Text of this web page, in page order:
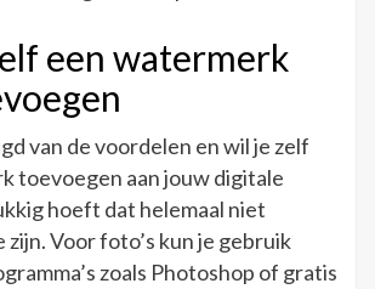
een watermerk
van de voordelen en wil je zelf
toevoegen aan jouw digitale
hoeft dat helemaal niet
Voor foto’s kun je gebruik
zoals Photoshop of gratis